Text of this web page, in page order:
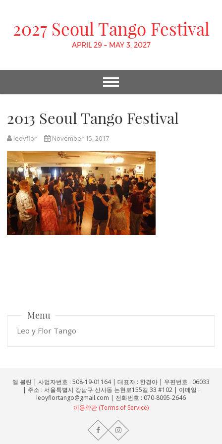
2027 Seoul Tango Festival
APRIL 29 – MAY 3, 2027
2013 Seoul Tango Festival
leoyflor November 15, 2017
Menu
Leo y Flor Tango
엘 불린 | 사업자번호 : 508-19-01164 | 대표자 : 한경아 | 우편번호 : 06033
| 주소 : 서울특별시 강남구 신사동 논현로155길 33 #102 | 이메일 :
leoyflortango@gmail.com | 전화번호 : 070-8095-2646
이용약관 (Terms of Service)